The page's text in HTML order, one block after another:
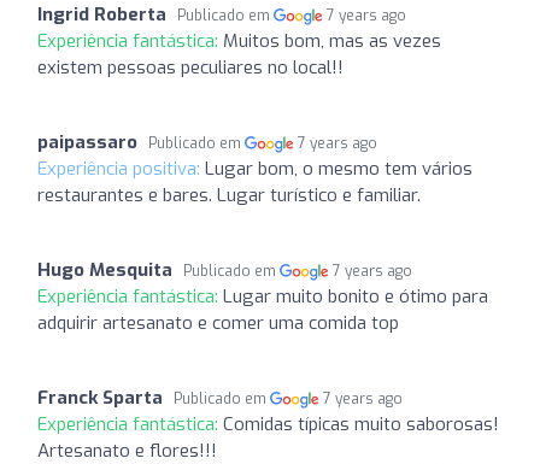
Ingrid Roberta Publicado em 7 years ago
Experiência fantástica: Muitos bom, mas as vezes
existem pessoas peculiares no local!!
paipassaro Publicado em 7 years ago
Experiência positiva: Lugar bom, o mesmo tem vários
restaurantes e bares. Lugar turístico e familiar.
Hugo Mesquita Publicado em 7 years ago
Experiência fantástica: Lugar muito bonito e ótimo para
adquirir artesanato e comer uma comida top
Franck Sparta Publicado em 7 years ago
Experiência fantástica: Comidas típicas muito saborosas!
Artesanato e flores!!!